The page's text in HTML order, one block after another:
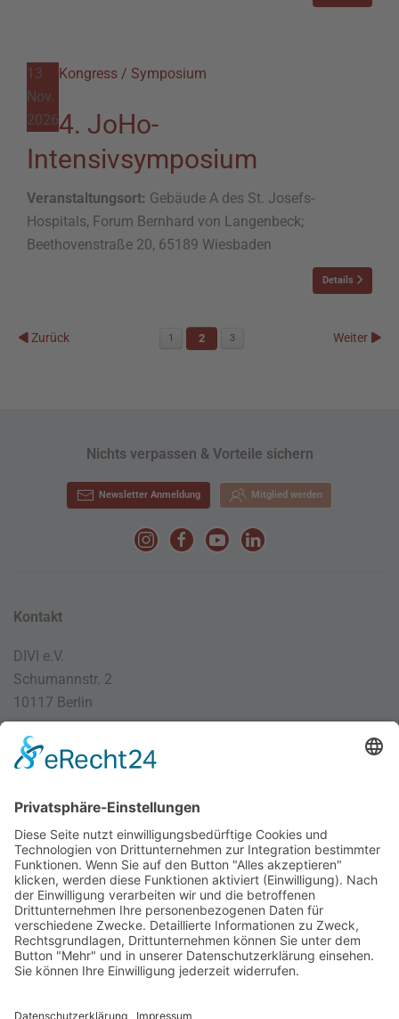
13
Nov.
2026
Kongress / Symposium
4. JoHo-
Intensivsymposium
Veranstaltungsort: Gebäude A des St. Josefs-
Hospitals, Forum Bernhard von Langenbeck;
Beethovenstraße 20, 65189 Wiesbaden
Details
Zurück 1 2 3 Weiter
Nichts verpassen & Vorteile sichern
Newsletter Anmeldung Mitglied werden
Kontakt
DIVI e.V.
Schumannstr. 2
10117 Berlin
030 / 4000 56 32
Imprint
Datenschutz
Impressum
AGB
Cookie Settings